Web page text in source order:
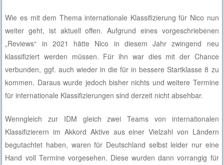
Wie es mit dem Thema internationale Klassifizierung für Nico nun
weiter geht, ist aktuell offen. Aufgrund eines vorgeschriebenen
„Reviews“ in 2021 hätte Nico in diesem Jahr zwingend neu
klassifiziert werden müssen. Für ihn war dies mit der Chance
verbunden, ggf. auch wieder in die für in bessere Startklasse 8 zu
kommen. Daraus wurde jedoch bisher nichts und weitere Termine
für internationale Klassifizierungen sind derzeit nicht absehbar.
Wenngleich zur IDM gleich zwei Teams von internationalen
Klassifizierern im Akkord Aktive aus einer Vielzahl von Ländern
begutachtet haben, waren für Deutschland selbst leider nur eine
Hand voll Termine vorgesehen. Diese wurden dann vorrangig für